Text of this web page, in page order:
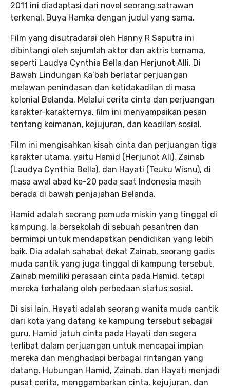
2011 ini diadaptasi dari novel seorang satrawan
terkenal, Buya Hamka dengan judul yang sama.
Film yang disutradarai oleh Hanny R Saputra ini
dibintangi oleh sejumlah aktor dan aktris ternama,
seperti Laudya Cynthia Bella dan Herjunot Alli. Di
Bawah Lindungan Ka’bah berlatar perjuangan
melawan penindasan dan ketidakadilan di masa
kolonial Belanda. Melalui cerita cinta dan perjuangan
karakter-karakternya, film ini menyampaikan pesan
tentang keimanan, kejujuran, dan keadilan sosial.
Film ini mengisahkan kisah cinta dan perjuangan tiga
karakter utama, yaitu Hamid (Herjunot Ali), Zainab
(Laudya Cynthia Bella), dan Hayati (Teuku Wisnu), di
masa awal abad ke-20 pada saat Indonesia masih
berada di bawah penjajahan Belanda.
Hamid adalah seorang pemuda miskin yang tinggal di
kampung. Ia bersekolah di sebuah pesantren dan
bermimpi untuk mendapatkan pendidikan yang lebih
baik. Dia adalah sahabat dekat Zainab, seorang gadis
muda cantik yang juga tinggal di kampung tersebut.
Zainab memiliki perasaan cinta pada Hamid, tetapi
mereka terhalang oleh perbedaan status sosial.
Di sisi lain, Hayati adalah seorang wanita muda cantik
dari kota yang datang ke kampung tersebut sebagai
guru. Hamid jatuh cinta pada Hayati dan segera
terlibat dalam perjuangan untuk mencapai impian
mereka dan menghadapi berbagai rintangan yang
datang. Hubungan Hamid, Zainab, dan Hayati menjadi
pusat cerita, menggambarkan cinta, kejujuran, dan